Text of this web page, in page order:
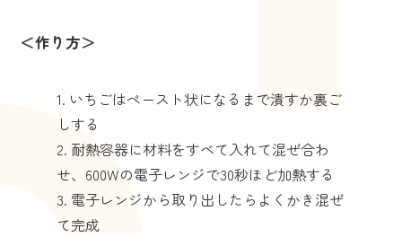
＜作り方＞
いちごはペースト状になるまで潰すか裏ご
しする
耐熱容器に材料をすべて入れて混ぜ合わ
せ、600Wの電子レンジで30秒ほど加熱する
電子レンジから取り出したらよくかき混ぜ
て完成